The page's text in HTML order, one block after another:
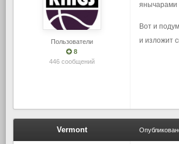
Пользователи
8
446 сообщений
янычарами
Вот и
и изложит
Vermont